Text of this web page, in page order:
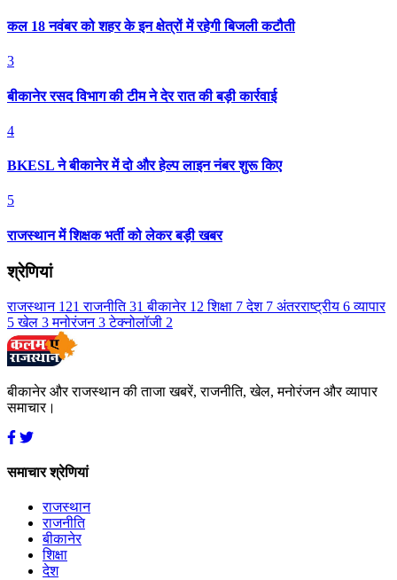
कल 18 नवंबर को शहर के इन क्षेत्रों में रहेगी बिजली कटौती
3
बीकानेर रसद विभाग की टीम ने देर रात की बड़ी कार्रवाई
4
BKESL ने बीकानेर में दो और हेल्प लाइन नंबर शुरू किए
5
राजस्थान में शिक्षक भर्ती को लेकर बड़ी खबर
श्रेणियां
राजस्थान 121 राजनीति 31 बीकानेर 12 शिक्षा 7 देश 7 अंतरराष्ट्रीय 6 व्यापार
5 खेल 3 मनोरंजन 3 टेक्नोलॉजी 2
बीकानेर और राजस्थान की ताजा खबरें, राजनीति, खेल, मनोरंजन और व्यापार
समाचार।
समाचार श्रेणियां
राजस्थान
राजनीति
बीकानेर
शिक्षा
देश